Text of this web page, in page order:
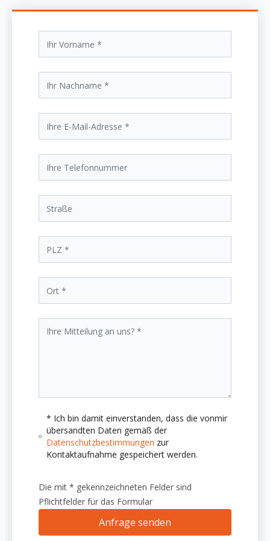
* Ich bin damit einverstanden, dass die vonmir
übersandten Daten gemäß der
Datenschutzbestimmungen zur
Kontaktaufnahme gespeichert werden.
Die mit * gekennzeichneten Felder sind
Pflichtfelder für das Formular
Anfrage senden